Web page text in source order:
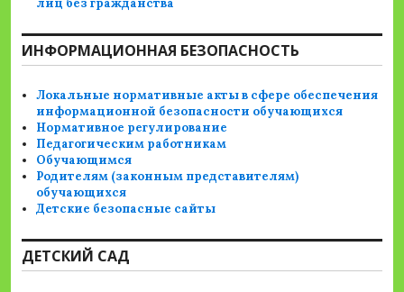
лиц без гражданства
ИНФОРМАЦИОННАЯ БЕЗОПАСНОСТЬ
Локальные нормативные акты в сфере обеспечения
информационной безопасности обучающихся
Нормативное регулирование
Педагогическим работникам
Обучающимся
Родителям (законным представителям)
обучающихся
Детские безопасные сайты
ДЕТСКИЙ САД